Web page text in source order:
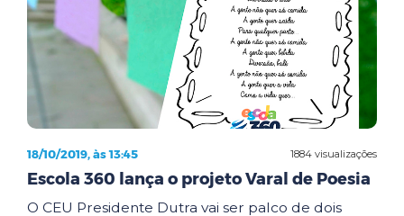
1884 visualizações
18/10/2019, às 13:45
Escola 360 lança o projeto Varal de Poesia
O CEU Presidente Dutra vai ser palco de dois